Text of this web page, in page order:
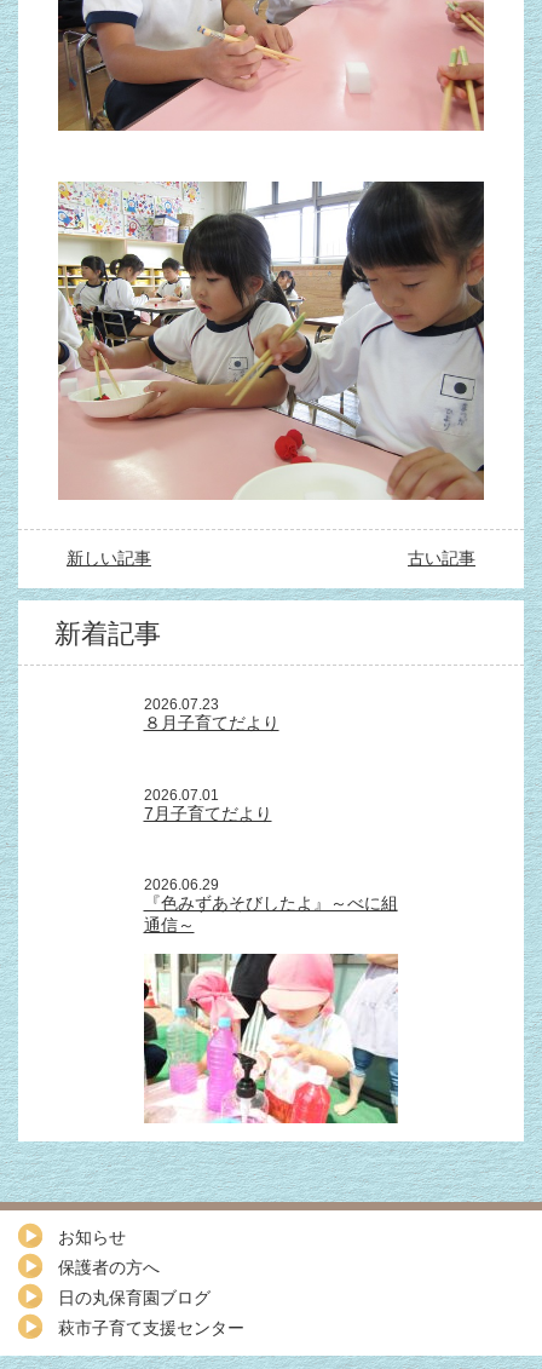
新しい記事 古い記事
新着記事
2026.07.23
８月子育てだより
2026.07.01
7月子育てだより
2026.06.29
『色みずあそびしたよ』～べに組
通信～
お知らせ
保護者の方へ
日の丸保育園ブログ
萩市子育て支援センター